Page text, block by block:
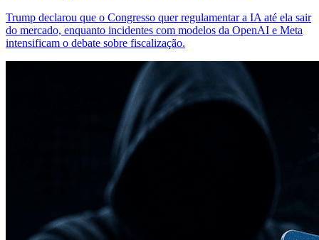
Trump declarou que o Congresso quer regulamentar a IA até ela sair
do mercado, enquanto incidentes com modelos da OpenAI e Meta
intensificam o debate sobre fiscalização.